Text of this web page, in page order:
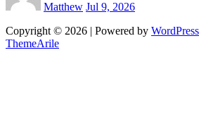
Matthew Jul 9, 2026
Copyright © 2026 | Powered by WordPress
ThemeArile